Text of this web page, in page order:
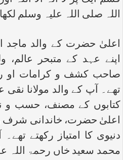
اللہ صلی اللہ علیہ وسلم
اعلیٰ حضرت کے والد ماجد
اپنے عہد کے متبحر عالم،
صاحب کشف و کرامات او
تھے۔ آپ کے والد مولانا
کتابوں کے مصنف، حسب و
اعلیٰ حضرت، خاندانی شرف
دنیوی کا امتیاز رکھتے
محمد سعید خاں رحمۃ اللہ